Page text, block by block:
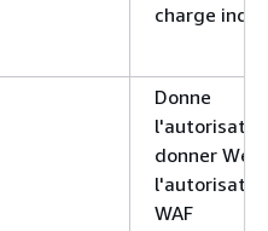
charge
Donne
donner
WAF